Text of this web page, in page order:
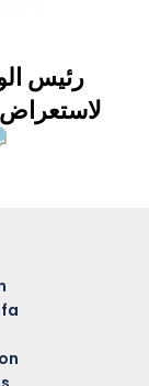
رئيس
لاستعراض